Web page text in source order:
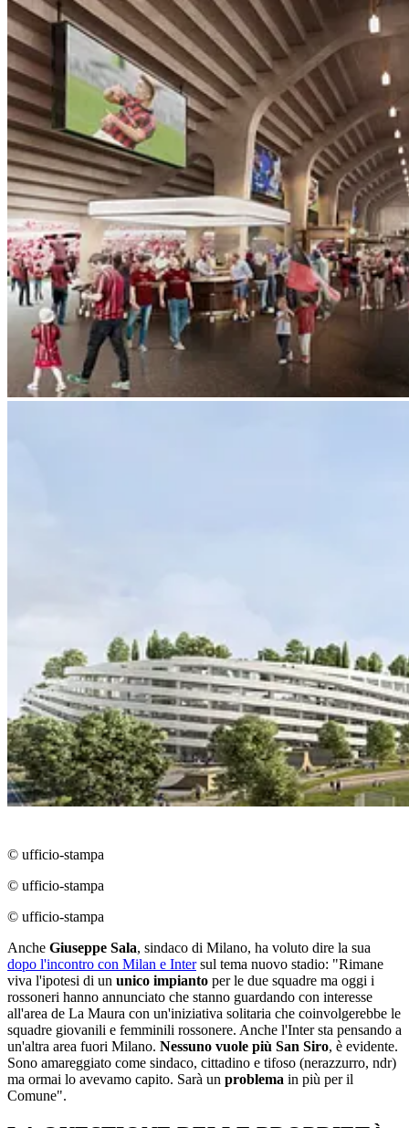
© ufficio-stampa
© ufficio-stampa
© ufficio-stampa
Anche Giuseppe Sala, sindaco di Milano, ha voluto dire la sua
dopo l'incontro con Milan e Intersul tema nuovo stadio: "Rimane
viva l'ipotesi di un unico impianto per le due squadre ma oggi i
rossoneri hanno annunciato che stanno guardando con interesse
all'area de La Maura con un'iniziativa solitaria che coinvolgerebbe le
squadre giovanili e femminili rossonere. Anche l'Inter sta pensando a
un'altra area fuori Milano. Nessuno vuole più San Siro, è evidente.
Sono amareggiato come sindaco, cittadino e tifoso (nerazzurro, ndr)
ma ormai lo avevamo capito. Sarà un problema in più per il
Comune".